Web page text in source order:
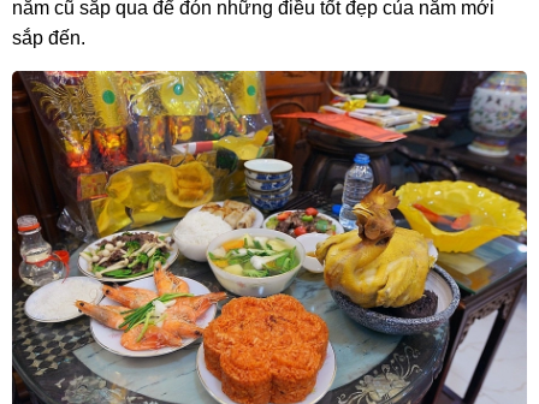
năm cũ sắp qua để đón những điều tốt đẹp của năm mới
sắp đến.